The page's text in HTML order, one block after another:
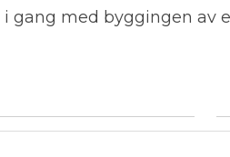
gang med byggingen av